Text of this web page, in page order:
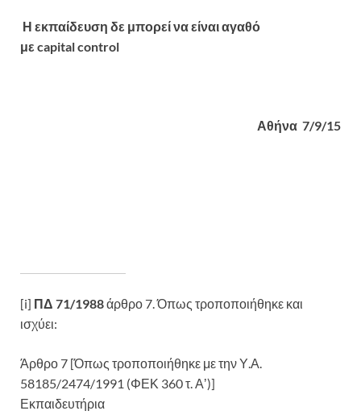
Η εκπαίδευση δε μπορεί να είναι αγαθό
μεcapitalcontrol
Αθήνα 7/9/15
[i] ΠΔ 71/1988άρθρο 7. Όπως τροποποιήθηκε και
ισχύει:
Άρθρο 7 [Όπως τροποποιήθηκε με την Υ.Α.
58185/2474/1991 (ΦΕΚ 360 τ. Αʼ)]
Εκπαιδευτήρια